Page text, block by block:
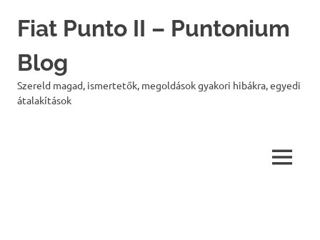
Fiat Punto II – Puntonium
Blog
Szereld magad, ismertetők, megoldások gyakori hibákra, egyedi
átalakítások
MENU